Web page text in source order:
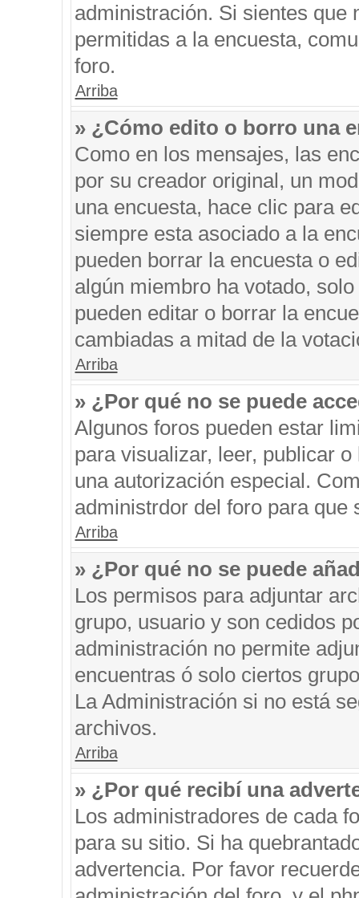
administración. Si sientes que
permitidas a la encuesta,
foro.
Arriba
» ¿Cómo edito o borro una
Como en los mensajes, las
por su creador original, un
una encuesta, hace clic para
siempre esta asociado a la
pueden borrar la encuesta o
algún miembro ha votado,
pueden editar o borrar la
cambiadas a mitad de la
Arriba
» ¿Por qué no se puede
Algunos foros pueden estar
para visualizar, leer, publicar
una autorización especial.
administrdor del foro para que
Arriba
» ¿Por qué no se puede
Los permisos para adjuntar
grupo, usuario y son cedidos
administración no permite
encuentras ó solo ciertos
La Administración si no está
archivos.
Arriba
» ¿Por qué recibí una
Los administradores de cada
para su sitio. Si ha
advertencia. Por favor